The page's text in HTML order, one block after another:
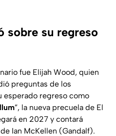
sobre su regreso
fue Elijah Wood, quien
preguntas de los
esperado regreso como
”, la nueva precuela de El
en 2027 y contará
Ian McKellen (Gandalf).